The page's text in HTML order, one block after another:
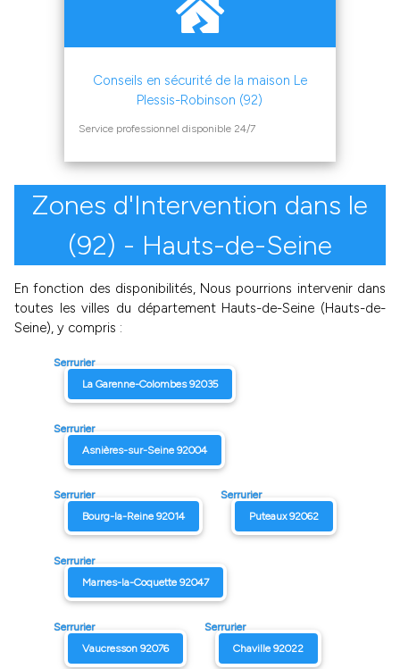
Conseils en sécurité de la maison Le
Plessis-Robinson (92)
Service professionnel disponible 24/7
Zones d'Intervention dans le
(92) - Hauts-de-Seine
En fonction des disponibilités, Nous pourrions intervenir dans
toutes les villes du département Hauts-de-Seine (Hauts-de-
Seine), y compris :
Serrurier
La Garenne-Colombes 92035
Serrurier
Asnières-sur-Seine 92004
Serrurier
Bourg-la-Reine 92014
Serrurier
Puteaux 92062
Serrurier
Marnes-la-Coquette 92047
Serrurier
Vaucresson 92076
Serrurier
Chaville 92022